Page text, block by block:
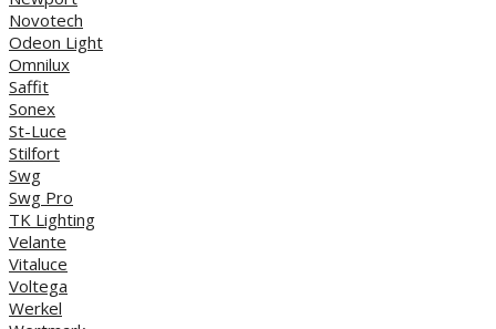
Novotech
Odeon Light
Omnilux
Saffit
Sonex
St-Luce
Stilfort
Swg
Swg Pro
TK Lighting
Velante
Vitaluce
Voltega
Werkel